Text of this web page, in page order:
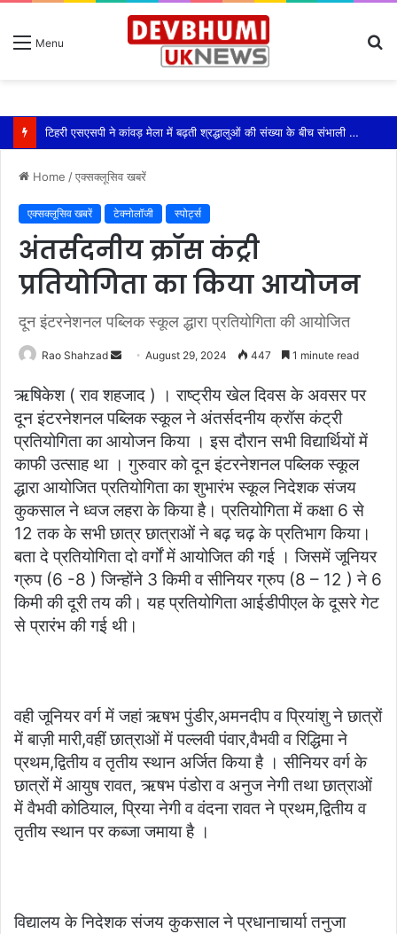
Menu
टिहरी एसएसपी ने कांवड़ मेला में बढ़ती श्रद्धालुओं की संख्या के बीच संभाली यातायात की कमान
Home /एक्सक्लूसिव खबरें
एक्सक्लूसिव खबरें टेक्नोलॉजी स्पोर्ट्स
अंतर्सदनीय क्रॉस कंट्री
प्रतियोगिता का किया आयोजन
दून इंटरनेशनल पब्लिक स्कूल द्धारा प्रतियोगिता की आयोजित
Rao Shahzad
Send
email
August 29, 2024 447 1 minute read
ऋषिकेश ( राव शहजाद ) । राष्ट्रीय खेल दिवस के अवसर पर
दून इंटरनेशनल पब्लिक स्कूल ने अंतर्सदनीय क्रॉस कंट्री
प्रतियोगिता का आयोजन किया । इस दौरान सभी विद्यार्थियों में
काफी उत्साह था । गुरुवार को दून इंटरनेशनल पब्लिक स्कूल
द्धारा आयोजित प्रतियोगिता का शुभारंभ स्कूल निदेशक संजय
कुकसाल ने ध्वज लहरा के किया है। प्रतियोगिता में कक्षा 6 से
12 तक के सभी छात्र छात्राओं ने बढ़ चढ़ के प्रतिभाग किया।
बता दे प्रतियोगिता दो वर्गों में आयोजित की गई । जिसमें जूनियर
ग्रुप (6 -8 ) जिन्होंने 3 किमी व सीनियर ग्रुप (8 – 12 ) ने 6
किमी की दूरी तय की। यह प्रतियोगिता आईडीपीएल के दूसरे गेट
से प्रारंभ की गई थी।
वही जूनियर वर्ग में जहां ऋषभ पुंडीर,अमनदीप व प्रियांशु ने छात्रों
में बाज़ी मारी,वहीं छात्राओं में पल्लवी पंवार,वैभवी व रिद्धिमा ने
प्रथम,द्वितीय व तृतीय स्थान अर्जित किया है । सीनियर वर्ग के
छात्रों में आयुष रावत, ऋषभ पंडोरा व अनुज नेगी तथा छात्राओं
में वैभवी कोठियाल, प्रिया नेगी व वंदना रावत ने प्रथम,द्वितीय व
तृतीय स्थान पर कब्जा जमाया है ।
विद्यालय के निदेशक संजय कुकसाल ने प्रधानाचार्या तनुजा